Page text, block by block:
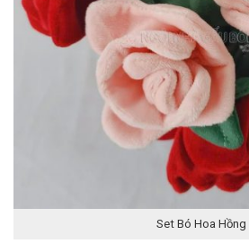
Set Bó Hoa Hồng